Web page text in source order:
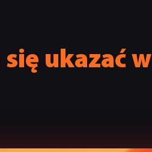
się ukazać